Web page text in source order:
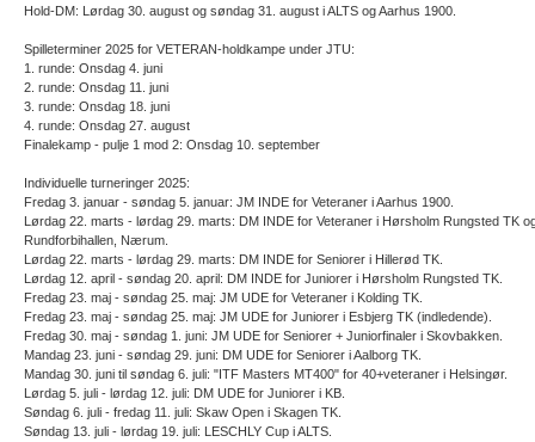
Hold-DM: Lørdag 30. august og søndag 31. august i ALTS og Aarhus 1900.
Spilleterminer 2025 for VETERAN-holdkampe under JTU:
1. runde: Onsdag 4. juni
2. runde: Onsdag 11. juni
3. runde: Onsdag 18. juni
4. runde: Onsdag 27. august
Finalekamp - pulje 1 mod 2: Onsdag 10. september
Individuelle turneringer 2025:
Fredag 3. januar - søndag 5. januar: JM INDE for Veteraner i Aarhus 1900.
Lørdag 22. marts - lørdag 29. marts: DM INDE for Veteraner i Hørsholm Rungsted TK
Rundforbihallen, Nærum.
Lørdag 22. marts - lørdag 29. marts: DM INDE for Seniorer i Hillerød TK.
Lørdag 12. april - søndag 20. april: DM INDE for Juniorer i Hørsholm Rungsted TK.
Fredag 23. maj - søndag 25. maj: JM UDE for Veteraner i Kolding TK.
Fredag 23. maj - søndag 25. maj: JM UDE for Juniorer i Esbjerg TK (indledende).
Fredag 30. maj - søndag 1. juni: JM UDE for Seniorer + Juniorfinaler i Skovbakken.
Mandag 23. juni - søndag 29. juni: DM UDE for Seniorer i Aalborg TK.
Mandag 30. juni til søndag 6. juli: "ITF Masters MT400" for 40+veteraner i Helsingør.
Lørdag 5. juli - lørdag 12. juli: DM UDE for Juniorer i KB.
Søndag 6. juli - fredag 11. juli: Skaw Open i Skagen TK.
Søndag 13. juli - lørdag 19. juli: LESCHLY Cup i ALTS.